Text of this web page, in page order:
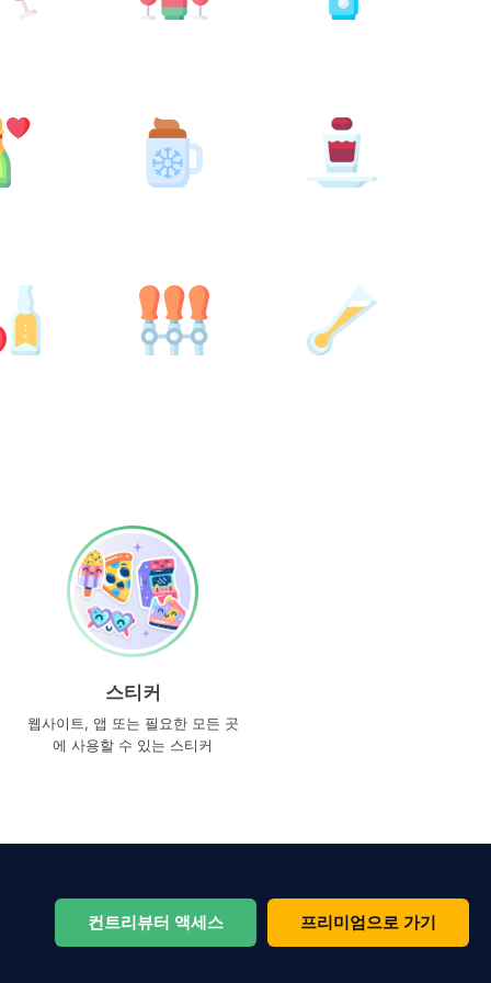
스티커
웹사이트, 앱 또는 필요한 모든 곳
에 사용할 수 있는 스티커
컨트리뷰터 액세스 프리미엄으로 가기